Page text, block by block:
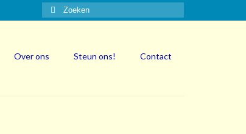
Zoeken
naar:
Over ons Steun ons! Contact